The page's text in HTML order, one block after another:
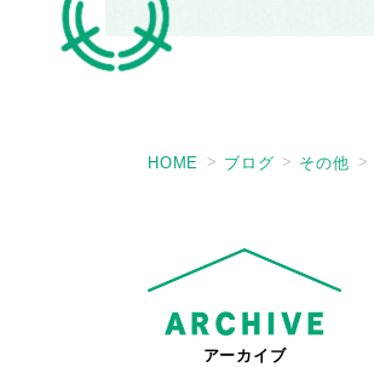
HOME ブログ その他
アーカイブ